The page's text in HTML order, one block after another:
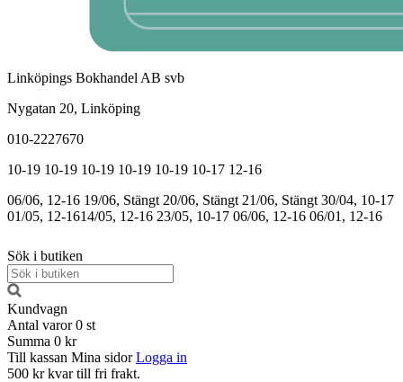
Linköpings Bokhandel AB svb
Nygatan 20, Linköping
010-2227670
10-19 10-19 10-19 10-19 10-19 10-17 12-16
06/06, 12-16 19/06, Stängt 20/06, Stängt 21/06, Stängt 30/04, 10-17
01/05, 12-1614/05, 12-16 23/05, 10-17 06/06, 12-16 06/01, 12-16
Sök i butiken
Kundvagn
Antal varor 0 st
Summa 0 kr
Till kassan Mina sidor Logga in
500 kr kvar till fri frakt.